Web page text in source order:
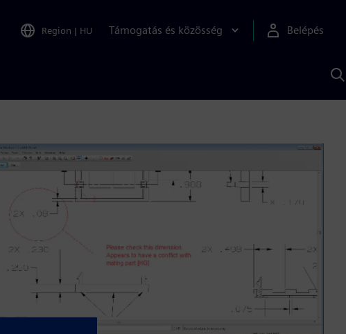
Region | HU Támogatás és közösség Belépés